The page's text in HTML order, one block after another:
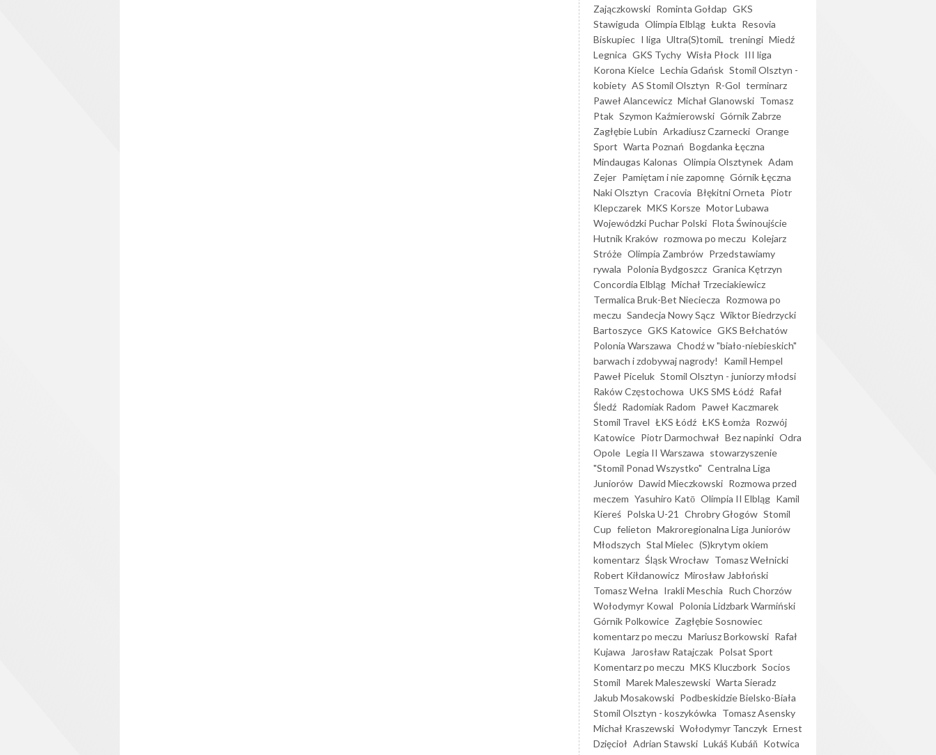
Zajączkowski Rominta Gołdap GKS
Stawiguda Olimpia Elbląg Łukta Resovia
Biskupiec I liga Ultra(S)tomiL treningi Miedź
Legnica GKS Tychy Wisła Płock III liga
Korona Kielce Lechia Gdańsk Stomil Olsztyn -
kobiety AS Stomil Olsztyn R-Gol terminarz
Paweł Alancewicz Michał Glanowski Tomasz
Ptak Szymon Kaźmierowski Górnik Zabrze
Zagłębie Lubin Arkadiusz Czarnecki Orange
Sport Warta Poznań Bogdanka Łęczna
Mindaugas Kalonas Olimpia Olsztynek Adam
Zejer Pamiętam i nie zapomnę Górnik Łęczna
Naki Olsztyn Cracovia Błękitni Orneta Piotr
Klepczarek MKS Korsze Motor Lubawa
Wojewódzki Puchar Polski Flota Świnoujście
Hutnik Kraków rozmowa po meczu Kolejarz
Stróże Olimpia Zambrów Przedstawiamy
rywala Polonia Bydgoszcz Granica Kętrzyn
Concordia Elbląg Michał Trzeciakiewicz
Termalica Bruk-Bet Nieciecza Rozmowa po
meczu Sandecja Nowy Sącz Wiktor Biedrzycki
Bartoszyce GKS Katowice GKS Bełchatów
Polonia Warszawa Chodź w "biało-niebieskich"
barwach i zdobywaj nagrody!
Kamil Hempel
Paweł Piceluk Stomil Olsztyn - juniorzy młodsi
Raków Częstochowa UKS SMS Łódź Rafał
Śledź Radomiak Radom Paweł Kaczmarek
Stomil Travel ŁKS Łódź ŁKS Łomża Rozwój
Katowice Piotr Darmochwał Bez napinki Odra
Opole Legia II Warszawa stowarzyszenie
"Stomil Ponad Wszystko" Centralna Liga
Juniorów Dawid Mieczkowski Rozmowa przed
meczem Yasuhiro Katō Olimpia II Elbląg Kamil
Kiereś Polska U-21 Chrobry Głogów Stomil
Cup felieton Makroregionalna Liga Juniorów
Młodszych Stal Mielec (S)krytym okiem
komentarz Śląsk Wrocław Tomasz Wełnicki
Robert Kiłdanowicz Mirosław Jabłoński
Tomasz Wełna Irakli Meschia Ruch Chorzów
Wołodymyr Kowal Polonia Lidzbark Warmiński
Górnik Polkowice Zagłębie Sosnowiec
komentarz po meczu Mariusz Borkowski Rafał
Kujawa
Jarosław Ratajczak Polsat Sport
Komentarz po meczu MKS Kluczbork Socios
Stomil Marek Maleszewski Warta Sieradz
Jakub Mosakowski Podbeskidzie Bielsko-Biała
Stomil Olsztyn - koszykówka Tomasz Asensky
Michał Kraszewski Wołodymyr Tanczyk Ernest
Dzięcioł Adrian Stawski Lukáš Kubáň Kotwica